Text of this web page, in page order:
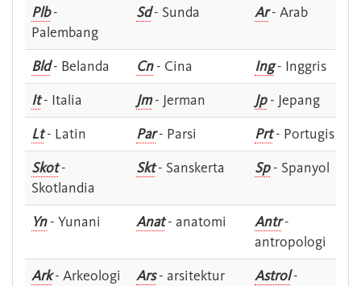
Plb-
Palembang
Sd- Sunda Ar- Arab
Bld- Belanda Cn- Cina Ing- Inggris
It- Italia Jm- Jerman Jp- Jepang
Lt- Latin Par- Parsi Prt- Portugis
Skot-
Skotlandia
Skt- Sanskerta Sp- Spanyol
Yn- Yunani Anat- anatomi Antr-
antropologi
Ark- Arkeologi Ars- arsitektur Astrol-